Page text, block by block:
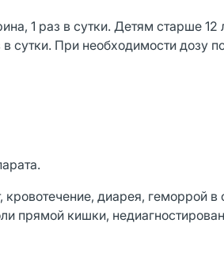
1 раз в сутки. Детям старше 12
в сутки. При необходимости дозу
диарея, геморрой в
прямой кишки,